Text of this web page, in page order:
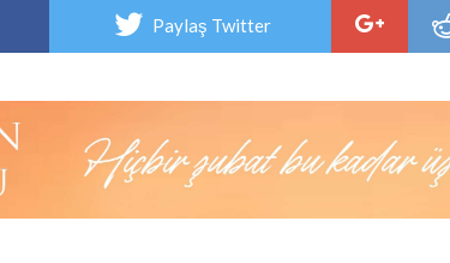
Paylaş Twitter